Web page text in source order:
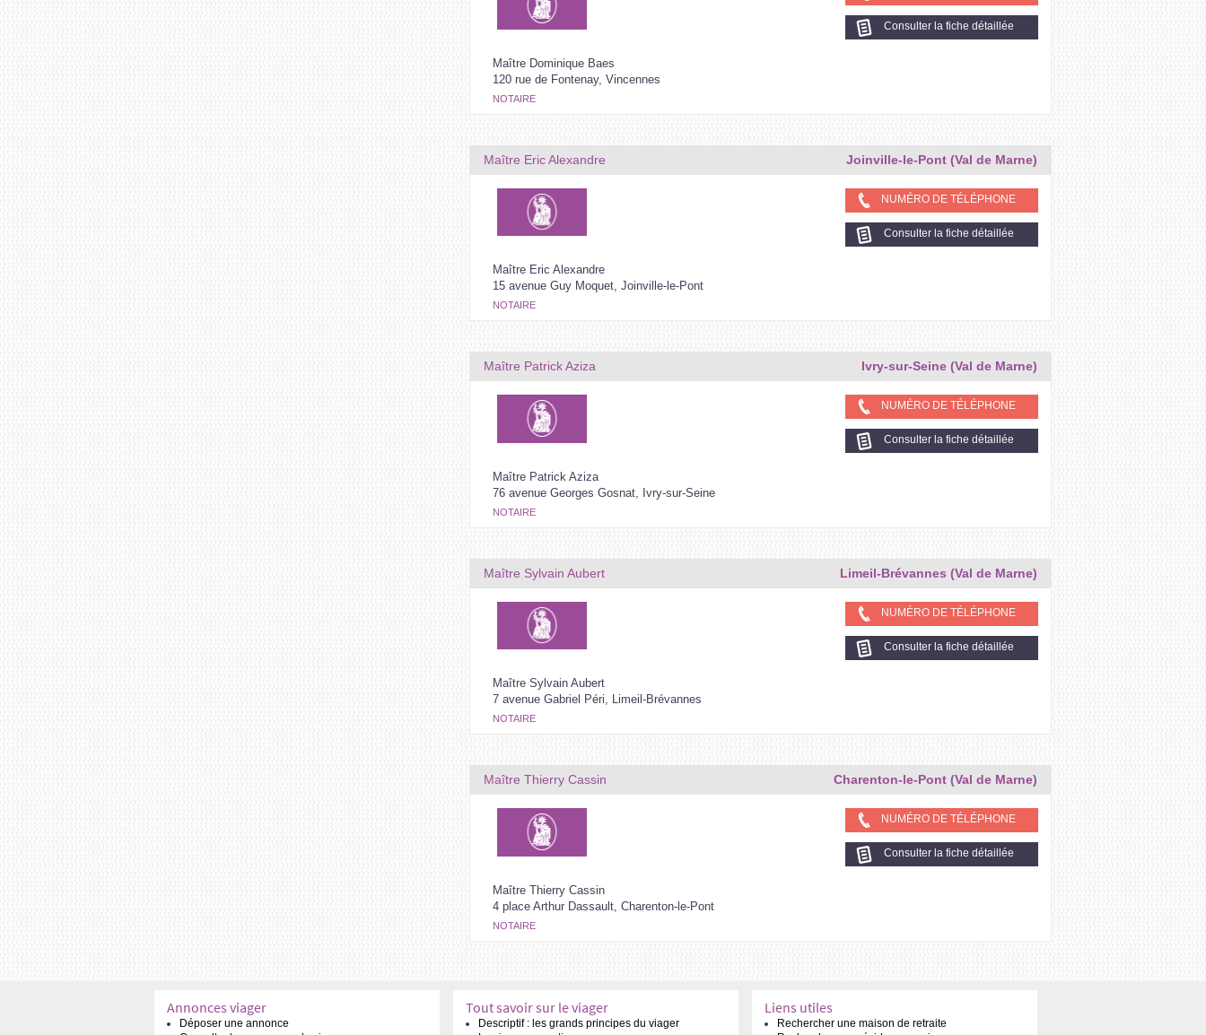
Maître Dominique Baes
120 rue de Fontenay, Vincennes
NOTAIRE
Consulter la fiche détaillée
Maître Eric Alexandre Joinville-le-Pont (Val de Marne)
Maître Eric Alexandre
15 avenue Guy Moquet, Joinville-le-Pont
NOTAIRE
NUMÉRO DE TÉLÉPHONE
Consulter la fiche détaillée
Maître Patrick Aziza Ivry-sur-Seine (Val de Marne)
Maître Patrick Aziza
76 avenue Georges Gosnat, Ivry-sur-Seine
NOTAIRE
NUMÉRO DE TÉLÉPHONE
Consulter la fiche détaillée
Maître Sylvain Aubert Limeil-Brévannes (Val de Marne)
Maître Sylvain Aubert
7 avenue Gabriel Péri, Limeil-Brévannes
NOTAIRE
NUMÉRO DE TÉLÉPHONE
Consulter la fiche détaillée
Maître Thierry Cassin Charenton-le-Pont (Val de Marne)
Maître Thierry Cassin
4 place Arthur Dassault, Charenton-le-Pont
NOTAIRE
NUMÉRO DE TÉLÉPHONE
Consulter la fiche détaillée
Annonces viager
Déposer une annonce
Tout savoir sur le viager
Descriptif : les grands principes du viager
Liens utiles
Rechercher une maison de retraite